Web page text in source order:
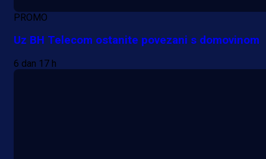
PROMO
Uz BH Telecom ostanite povezani s domovinom
6 dan 17 h